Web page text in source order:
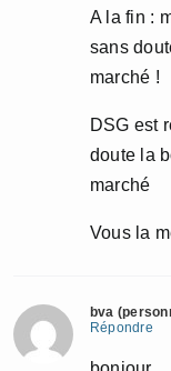
A la fin :
sans
marché !
DSG est
doute la
marché
Vous la
bva
Répondre